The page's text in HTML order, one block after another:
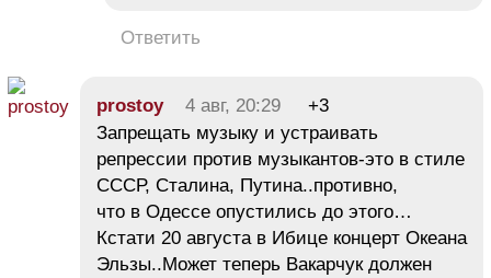
Ответить
prostoy 4 авг, 20:29
+3
Запрещать музыку и устраивать
репрессии против музыкантов-это в стиле
СССР, Сталина, Путина..противно,
что в Одессе опустились до этого…
Кстати 20 августа в Ибице концерт Океана
Эльзы..Может теперь Вакарчук должен